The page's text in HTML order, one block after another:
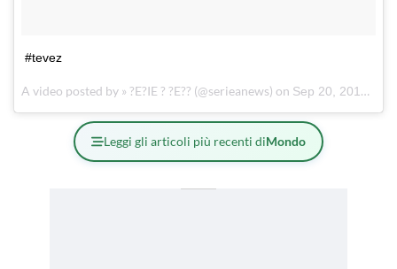
#tevez
A video posted by » ?E?IE ? ?E?? (@serieanews) on Sep 20, 2015 at 12:31am PDT
Leggi gli articoli più recenti diMondo